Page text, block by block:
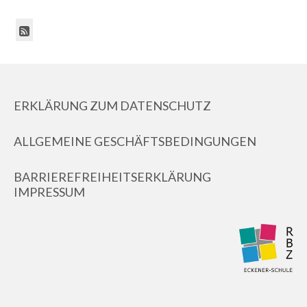
ERKLÄRUNG ZUM DATENSCHUTZ
ALLGEMEINE GESCHÄFTSBEDINGUNGEN
BARRIEREFREIHEITSERKLÄRUNG
IMPRESSUM